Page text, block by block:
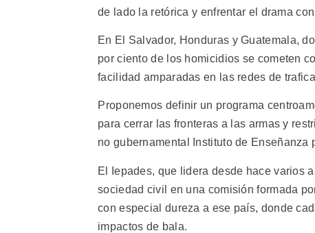
de lado la retórica y enfrentar el drama
En El Salvador, Honduras y Guatemala,
por ciento de los homicidios se cometen
facilidad amparadas en las redes de
Proponemos definir un programa
para cerrar las fronteras a las armas y
no gubernamental Instituto de
El Iepades, que lidera desde hace varios
sociedad civil en una comisión formada
con especial dureza a ese país, donde
impactos de bala.